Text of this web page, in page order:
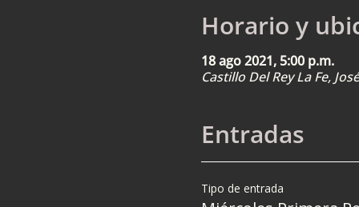
Horario y
18 ago 2021, 5:00 p.m.
Castillo Del Rey La Fe,
Entradas
Tipo de entrada